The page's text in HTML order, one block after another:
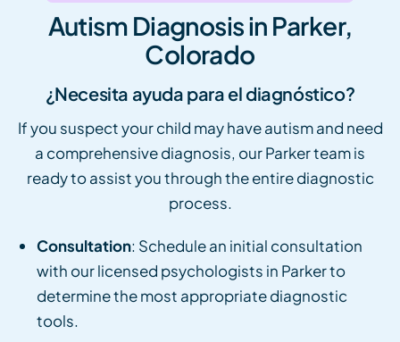
Autism Diagnosis in Parker,
Colorado
¿Necesita ayuda para el diagnóstico?
If you suspect your child may have autism and need
a comprehensive diagnosis, our Parker team is
ready to assist you through the entire diagnostic
process.
Consultation: Schedule an initial consultation
with our licensed psychologists in Parker to
determine the most appropriate diagnostic
tools.